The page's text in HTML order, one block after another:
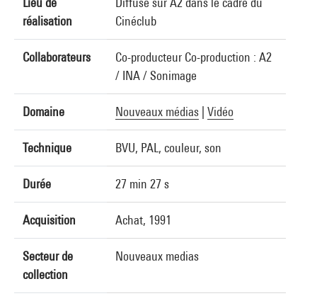
réalisation
Cinéclub
Collaborateurs
Co-producteur Co-production : A2
/ INA / Sonimage
Domaine Nouveaux médias Vidéo
Technique BVU, PAL, couleur, son
Durée 27 min 27 s
Acquisition Achat, 1991
Secteur de
collection
Nouveaux medias